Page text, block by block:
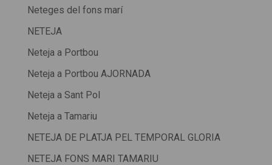
Neteges del fons marí
NETEJA
Neteja a Portbou
Neteja a Portbou AJORNADA
Neteja a Sant Pol
Neteja a Tamariu
NETEJA DE PLATJA PEL TEMPORAL GLORIA
NETEJA FONS MARI TAMARIU